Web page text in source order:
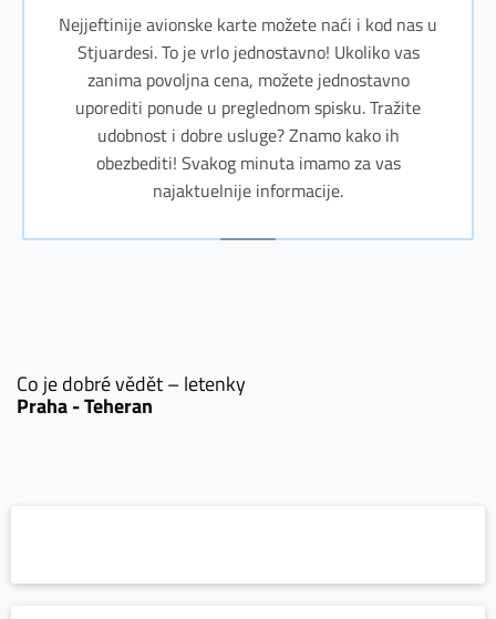
Nejjeftinije avionske karte možete naći i kod nas u
Stjuardesi. To je vrlo jednostavno! Ukoliko vas
zanima povoljna cena, možete jednostavno
uporediti ponude u preglednom spisku. Tražite
udobnost i dobre usluge? Znamo kako ih
obezbediti! Svakog minuta imamo za vas
najaktuelnije informacije.
Co je dobré vědět – letenky
Praha - Teheran